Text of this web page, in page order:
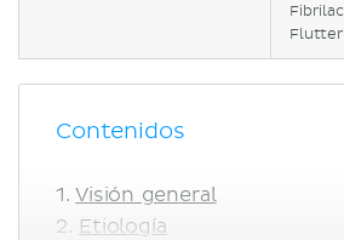
Contenidos
Visión general
Etiología